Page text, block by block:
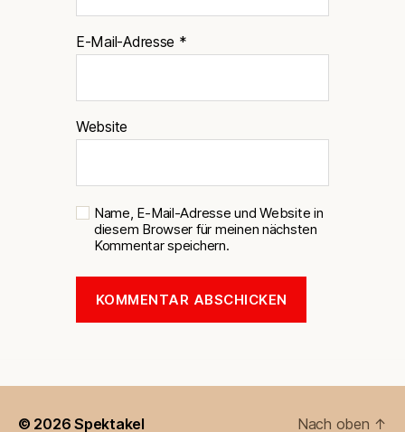
E-Mail-Adresse *
Website
Name, E-Mail-Adresse und Website in
diesem Browser für meinen nächsten
Kommentar speichern.
© 2026Spektakel Nach oben ↑